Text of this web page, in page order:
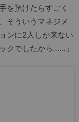
を預けたらすごく
そういうマネジメ
ンに2人しか来ない
クでしたから……」